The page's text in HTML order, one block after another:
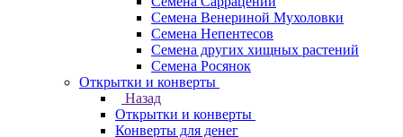
Семена Венериной Мухоловки
Семена Непентесов
Семена других хищных растений
Семена Росянок
Открытки и конверты
Назад
Открытки и конверты
Конверты для денег